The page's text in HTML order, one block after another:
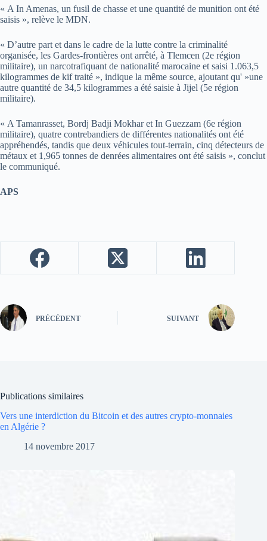
« A In Amenas, un fusil de chasse et une quantité de munition ont été
saisis », relève le MDN.
« D’autre part et dans le cadre de la lutte contre la criminalité
organisée, les Gardes-frontières ont arrêté, à Tlemcen (2e région
militaire), un narcotrafiquant de nationalité marocaine et saisi 1.063,5
kilogrammes de kif traité », indique la même source, ajoutant qu' »une
autre quantité de 34,5 kilogrammes a été saisie à Jijel (5e région
militaire).
« A Tamanrasset, Bordj Badji Mokhar et In Guezzam (6e région
militaire), quatre contrebandiers de différentes nationalités ont été
appréhendés, tandis que deux véhicules tout-terrain, cinq détecteurs de
métaux et 1,965 tonnes de denrées alimentaires ont été saisis », conclut
le communiqué.
APS
PRÉCÉDENT SUIVANT
Publications similaires
Vers une interdiction du Bitcoin et des autres crypto-monnaies
en Algérie ?
14 novembre 2017